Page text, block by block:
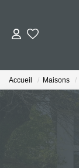
Accueil Maisons